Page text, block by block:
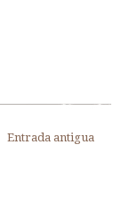
Entrada antigua